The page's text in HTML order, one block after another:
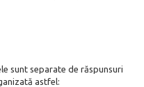
sunt separate de răspunsuri
astfel: